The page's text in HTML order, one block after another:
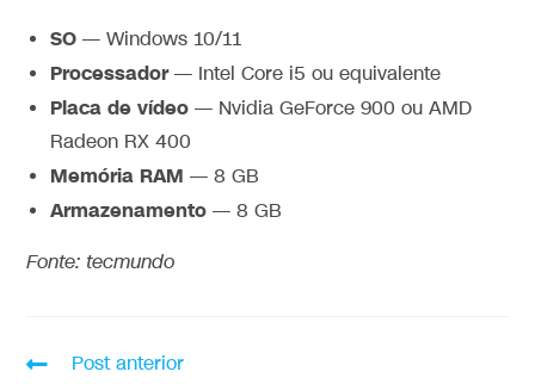
SO— Windows 10/11
Processador— Intel Core i5 ou equivalente
Placa de vídeo — Nvidia GeForce 900 ou AMD
Radeon RX 400
Memória RAM — 8 GB
Armazenamento — 8 GB
Fonte: tecmundo
Post anterior